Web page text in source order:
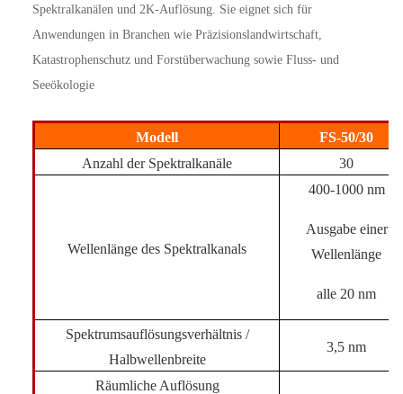
Spektralkanälen und 2K-Auflösung. Sie eignet sich für
Anwendungen in Branchen wie Präzisionslandwirtschaft,
Katastrophenschutz und Forstüberwachung sowie Fluss- und
Seeökologie
Modell
FS-50/30
Anzahl der Spektralkanäle
30
Wellenlänge des Spektralkanals
400-1000 nm
Ausgabe einer
Wellenlänge
alle 20 nm
Spektrumsauflösungsverhältnis /
Halbwellenbreite
3,5 nm
Räumliche Auflösung